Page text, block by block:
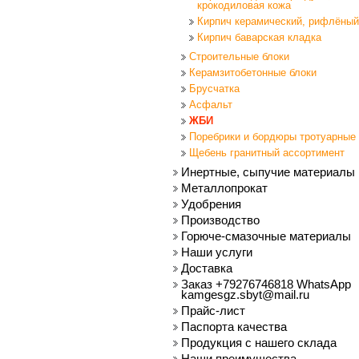
крокодиловая кожа
Кирпич керамический, рифлёный
Кирпич баварская кладка
Строительные блоки
Керамзитобетонные блоки
Брусчатка
Асфальт
ЖБИ
Поребрики и бордюры тротуарные
Щебень гранитный ассортимент
Инертные, сыпучие материалы
Металлопрокат
Удобрения
Производство
Горюче-смазочные материалы
Наши услуги
Доставка
Заказ +79276746818 WhatsApp
kamgesgz.sbyt@mail.ru
Прайс-лист
Паспорта качества
Продукция с нашего склада